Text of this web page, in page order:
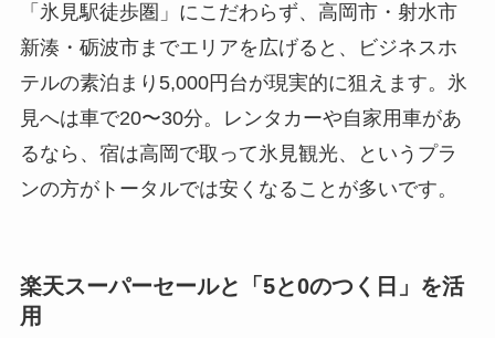
「氷見駅徒歩圏」にこだわらず、高岡市・射水市
新湊・砺波市までエリアを広げると、ビジネスホ
テルの素泊まり5,000円台が現実的に狙えます。氷
見へは車で20〜30分。レンタカーや自家用車があ
るなら、宿は高岡で取って氷見観光、というプラ
ンの方がトータルでは安くなることが多いです。
楽天スーパーセールと「5と0のつく日」を活
用